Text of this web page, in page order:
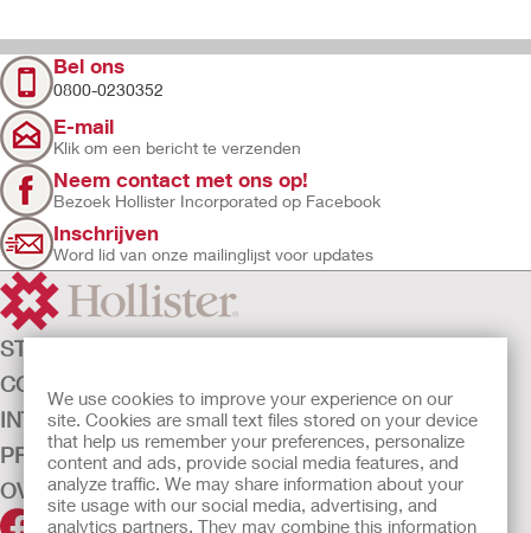
We use cookies to improve your experience on our
site. Cookies are small text files stored on your device
that help us remember your preferences, personalize
content and ads, provide social media features, and
analyze traffic. We may share information about your
site usage with our social media, advertising, and
analytics partners. They may combine this information
Bel ons
0800-0230352
E-mail
Klik om een bericht te verzenden
Neem contact met ons op!
Bezoek Hollister Incorporated op Facebook
Inschrijven
Word lid van onze mailinglijst voor updates
STOMAZORG
CONTINENTIEZORG
INTENSIEVE ZORG
PRODUCTEN
OVER ONS